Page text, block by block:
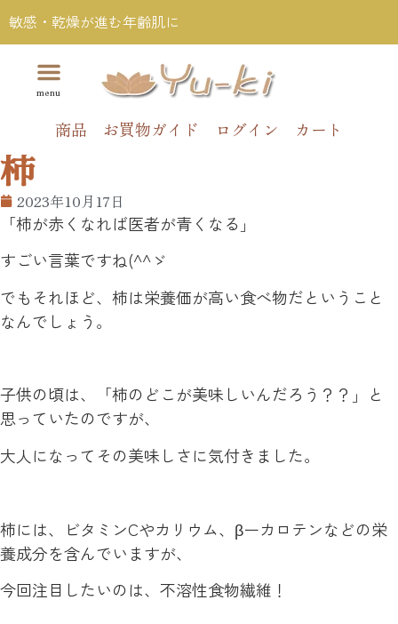
敏感・乾燥が進む年齢肌に
商品 お買物ガイド ログイン カート
柿
2023年10月17日
「柿が赤くなれば医者が青くなる」
すごい言葉ですね(^^ゞ
でもそれほど、柿は栄養価が高い食べ物だということ
なんでしょう。
子供の頃は、「柿のどこが美味しいんだろう？？」と
思っていたのですが、
大人になってその美味しさに気付きました。
柿には、ビタミンCやカリウム、βーカロテンなどの栄
養成分を含んでいますが、
今回注目したいのは、不溶性食物繊維！